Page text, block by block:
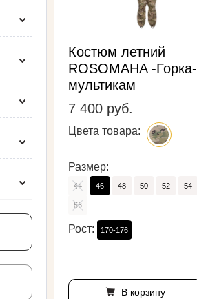
Костюм летний
ROSOMAHA -Горка-
мультикам
7 400 руб.
Цвета товара:
Размер:
44 46 48 50 52 54
56
Рост: 170-176
В корзину